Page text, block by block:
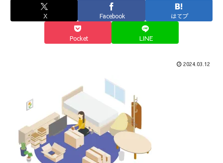
X Facebook はてブ
Pocket LINE
2024.03.12